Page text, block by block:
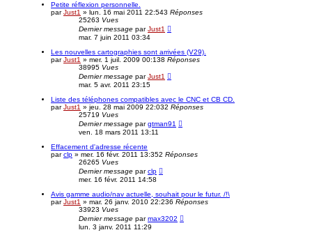
Petite réflexion personnelle.
parJust1 » lun. 16 mai 2011 22:543 Réponses
25263 Vues
Dernier message parJust1
mar. 7 juin 2011 03:34
Les nouvelles cartographies sont arrivées (V29).
parJust1 » mer. 1 juil. 2009 00:138 Réponses
38995 Vues
Dernier message parJust1
mar. 5 avr. 2011 23:15
Liste des téléphones compatibles avec le CNC et CB CD.
parJust1 » jeu. 28 mai 2009 22:032 Réponses
25719 Vues
Dernier message pargtman91
ven. 18 mars 2011 13:11
Effacement d'adresse récente
parclp » mer. 16 févr. 2011 13:352 Réponses
26265 Vues
Dernier message parclp
mer. 16 févr. 2011 14:58
Avis gamme audio/nav actuelle, souhait pour le futur. /!\
parJust1 » mar. 26 janv. 2010 22:236 Réponses
33923 Vues
Dernier message parmax3202
lun. 3 janv. 2011 11:29